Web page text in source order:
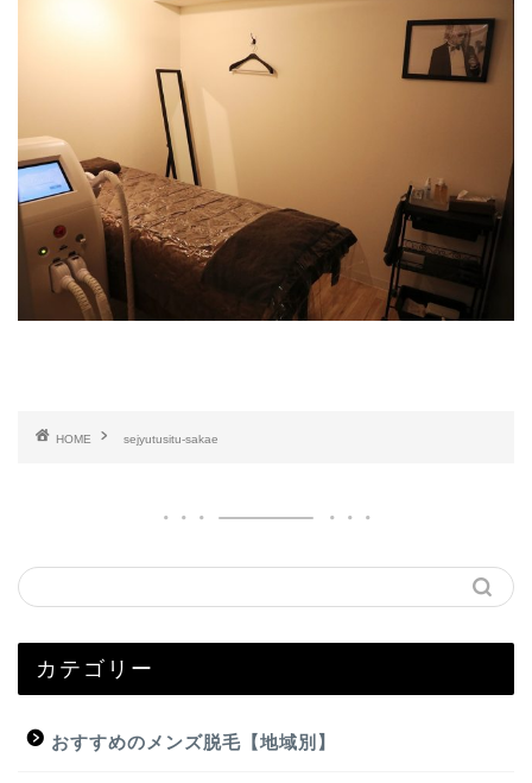
HOME sejyutusitu-sakae
カテゴリー
おすすめのメンズ脱毛【地域別】